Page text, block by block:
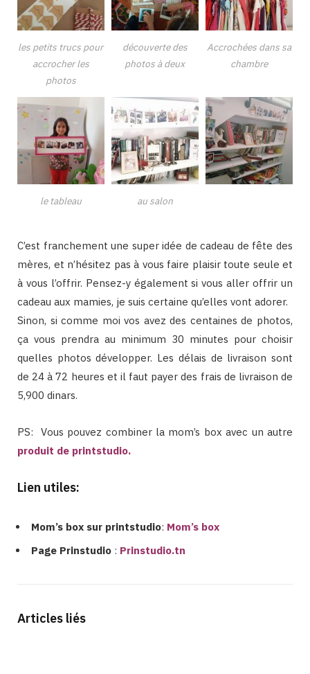
les petits trucs pour
accrocher les
photos
découverte des
photos à deux
Accrochées dans sa
chambre
le tableau au salon
C’est franchement une super idée de cadeau de fête des
mères, et n’hésitez pas à vous faire plaisir toute seule et
à vous l’offrir. Pensez-y également si vous aller offrir un
cadeau aux mamies, je suis certaine qu’elles vont adorer.
Sinon, si comme moi vos avez des centaines de photos,
ça vous prendra au minimum 30 minutes pour choisir
quelles photos développer. Les délais de livraison sont
de 24 à 72 heures et il faut payer des frais de livraison de
5,900 dinars.
PS: Vous pouvez combiner la mom’s box avec un autre
produit de printstudio.
Lien utiles:
Mom’s box sur printstudio: Mom’s box
Page Prinstudio : Prinstudio.tn
Articles liés